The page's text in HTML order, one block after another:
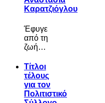
Καρατζιόγλου
Έφυγε
από τη
ζωή…
Τίτλοι
τέλους
για τον
Πολιτιστικό